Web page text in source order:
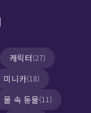
캐릭터(27)
미니카(18)
물 속 동물(11)